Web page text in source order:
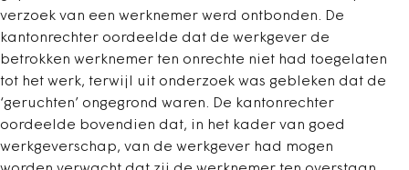
verzoek van een werknemer werd ontbonden. De
kantonrechter oordeelde dat de werkgever de
betrokken werknemer ten onrechte niet had toegelaten
tot het werk, terwijl uit onderzoek was gebleken dat de
‘geruchten’ ongegrond waren. De kantonrechter
oordeelde bovendien dat, in het kader van goed
werkgeverschap, van de werkgever had mogen